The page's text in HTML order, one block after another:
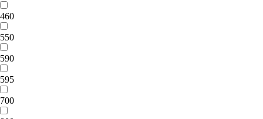
460
550
590
595
700